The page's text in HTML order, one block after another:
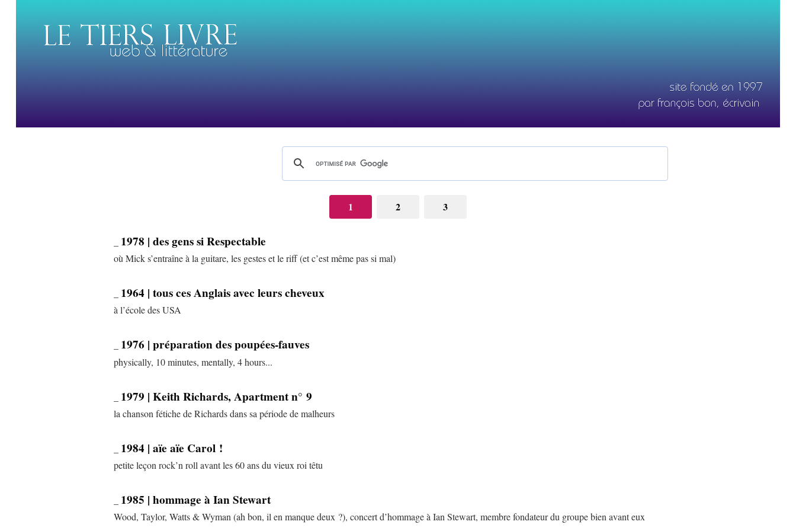
1 2 3
1978 | des gens si Respectable
où Mick s’entraîne à la guitare, les gestes et le riff (et c’est même pas si mal)
1964 | tous ces Anglais avec leurs cheveux
à l’école des USA
1976 | préparation des poupées-fauves
physically, 10 minutes, mentally, 4 hours...
1979 | Keith Richards, Apartment n° 9
la chanson fétiche de Richards dans sa période de malheurs
1984 | aïe aïe Carol !
petite leçon rock’n roll avant les 60 ans du vieux roi têtu
1985 | hommage à Ian Stewart
Wood, Taylor, Watts & Wyman (ah bon, il en manque deux ?), concert d’hommage à Ian Stewart, membre fondateur du groupe bien avant eux